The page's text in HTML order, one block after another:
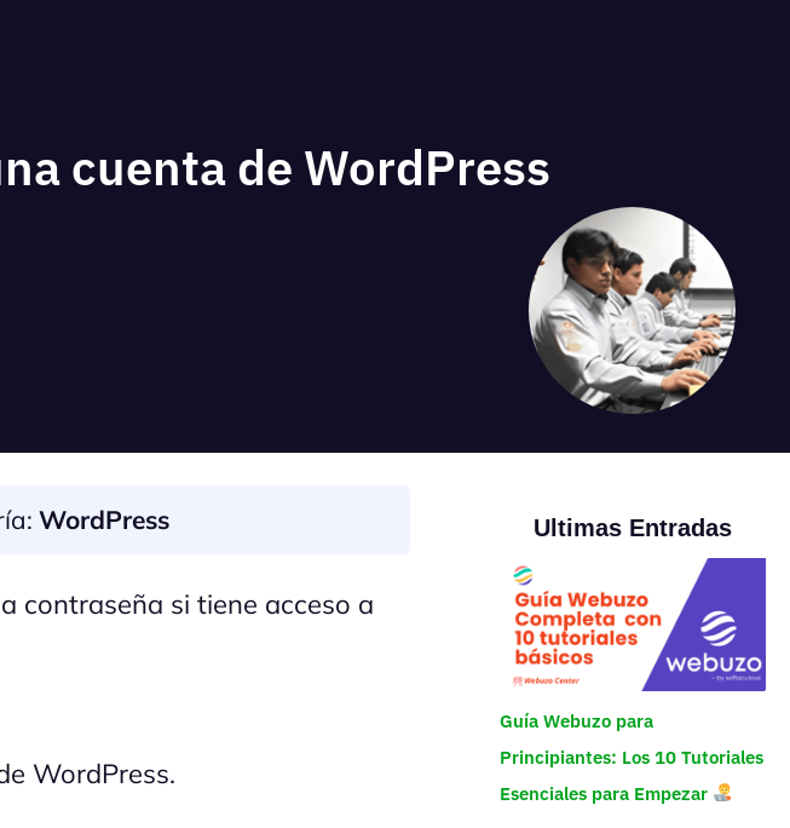
cuenta de WordPress
WordPress
contraseña si tiene acceso a
WordPress.
Ultimas Entradas
Guía Webuzo para
Principiantes: Los 10 Tutoriales
Esenciales para Empezar